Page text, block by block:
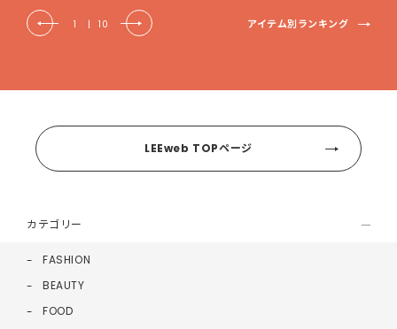
1 | 10 アイテム別ランキング
LEEweb TOPページ
カテゴリー
FASHION
BEAUTY
FOOD